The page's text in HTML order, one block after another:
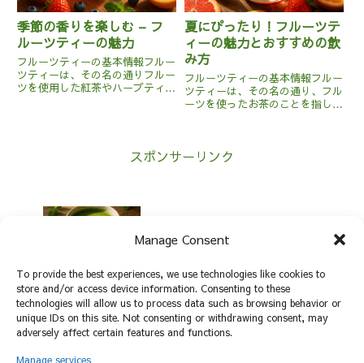
Manage Consent
To provide the best experiences, we use technologies like cookies to
store and/or access device information. Consenting to these
technologies will allow us to process data such as browsing behavior or
unique IDs on this site. Not consenting or withdrawing consent, may
adversely affect certain features and functions.
Manage services
季節の香りを楽しむ – フ
ルーツティーの魅力
フルーツティーの基本情報フルー
ツティーは、その名の通りフルー
ツを使用した紅茶やハーブティー
国に限られず、世界中で様々な
夏にぴったり！フルーツテ
ィーの魅力とおすすめの飲
み方
フルーツティーの基本情報フルー
ツティーは、その名の通り、フル
ーツを使ったお茶のことを指しま
一般的です。原産地は特定の地域
スポンサーリンク
抹茶とは？その特徴と効能を徹底解説！
美容に効果的なお茶の種類とその効能